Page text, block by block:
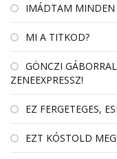
IMÁDTAM MINDEN
MI A TITKOD?
GÖNCZI
ZENEEXPRESSZ!
EZ FERGETEGES,
EZT KÓSTOLD MEG!